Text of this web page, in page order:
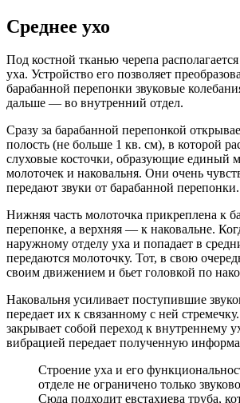
Среднее ухо
Под костной тканью черепа
уха. Устройство его позволяет
барабанной перепонки звуковые
дальше — во внутренний отдел.
Сразу за барабанной перепонкой
полость (не больше 1 кв. см), в которой
слуховые косточки, образующие единый
молоточек и наковальня. Они очень
передают звуки от барабанной перепонки.
Нижняя часть молоточка прикреплена к
перепонке, а верхняя — к наковальне.
наружному отделу уха и попадает в
передаются молоточку. Тот, в свою
своим движением и бьет головкой по
Наковальня усиливает поступившие
передает их к связанному с ней
закрывает собой переход к внутреннему
вибрацией передает полученную
Строение уха и его
отделе не ограничено только
Сюда подходит евстахиева труба,